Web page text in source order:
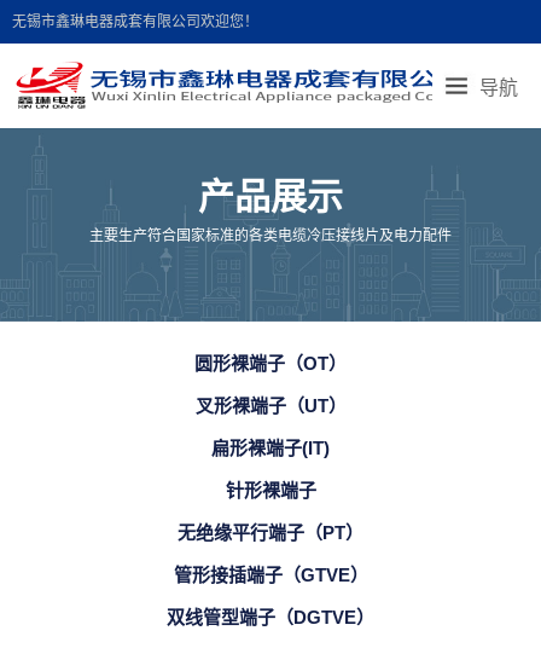
无锡市鑫琳电器成套有限公司欢迎您！
导航
首页导航
联系我们 人才招聘 在线留言
产品展示
主要生产符合国家标准的各类电缆冷压接线片及电力配件
圆形裸端子（OT）
叉形裸端子（UT）
扁形裸端子(IT)
针形裸端子
无绝缘平行端子（PT）
管形接插端子（GTVE）
双线管型端子（DGTVE）